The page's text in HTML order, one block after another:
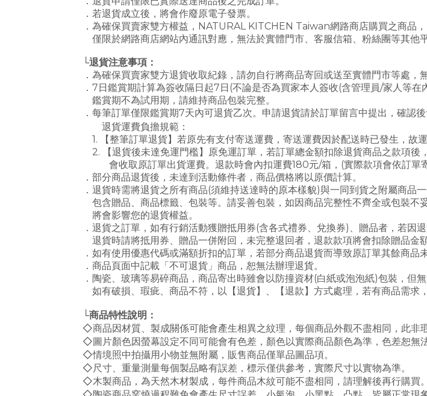
．若退貨成立後，將會作廢原電子發票。
．為確保買賣家雙方權益， NATURAL KITCHEN Taiwan網路商店購買之商品，
僅限於網路商店網站內通訊對應，無法於實體門市、客服信箱、粉絲團等其他平
└退貨注意事項：
．為確保買賣家雙方退貨收取紀錄，請勿自行將商品寄回或送至實體門市等處，
．7日鑑賞期計算為簽收隔日起7日(不論是否為買家本人簽收(含管理員/家人等在
鑑賞期不為試用期，請維持商品包裝完整。
．每筆訂單僅限鑑賞期7天內可退貨乙次。申請退貨請於訂單留言中提出，確認
退貨運費負擔規範：
1. 【整筆訂單退貨】若原先有支付寄送運費，寄送運費因於配送時已發生，故運
2. 【退貨後未達免運門檻】原免運訂單，若訂單總金額扣除退貨商品之款項後
會收取原訂單出貨運費。退款時會內扣運費180元/箱，(實際款項會依訂單寄
．部分商品退貨後，未達到活動條件者，商品價格將以原價計算。
．退貨時需將退貨之所有商品(須維持送達時的原本樣貌)與一同到貨之附屬商品一
包含贈品、商品標籤、包裝等。請妥善包裝，如因商品完整性不齊全或包裝不
將會影響您的退貨權益。
．退貨之訂單，如有行銷活動獲贈抵用券(含各式禮券、兌換券)、贈品者，若因
退貨時請將抵用券、贈品一併附回， 未完整退回者，退款款項將會扣除贈品金
．如有使用優惠代碼或滿額折扣的訂單，若部分商品退貨而導致原訂單其餘商品
．商品頁面中記載「不可退貨」商品，恕無法辦理退貨。
．陶瓷、玻璃等易碎商品，商品寄出時雖會以防撞資材(白紙或泡泡紙)包裝，但
如有破損、瑕疵、商品不符，以【退貨】、【退款】方式處理，若有商品需求
└商品特性說明：
◇商品因材質、製成關係可能會產生相異之紋理，每個商品外觀不盡相同，此非
◇圖片顏色因螢幕設定不同可能會有色差，顏色以實際商品顏色為準，色差恕無
◇情境照中拍攝用小物並無附屬，販售商品僅單品圖品項。
◇尺寸、重量測量每個製品略有誤差，標示僅供參考，實際尺寸以實物為準。
◇木製商品，為天然木材製成，每件商品木紋可能不盡相同 ，請理解後再行購買